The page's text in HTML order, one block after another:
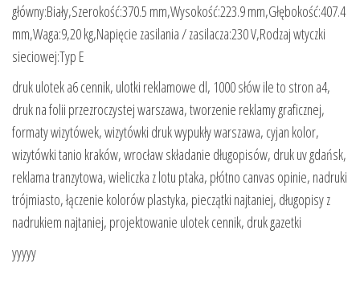
główny:Biały,Szerokość:370.5 mm,Wysokość:223.9 mm,Głębokość:407.4
mm,Waga:9,20 kg,Napięcie zasilania / zasilacza:230 V,Rodzaj wtyczki
sieciowej:Typ E
druk ulotek a6 cennik, ulotki reklamowe dl, 1000 słów ile to stron a4,
druk na folii przezroczystej warszawa, tworzenie reklamy graficznej,
formaty wizytówek, wizytówki druk wypukły warszawa, cyjan kolor,
wizytówki tanio kraków, wrocław składanie długopisów, druk uv gdańsk,
reklama tranzytowa, wieliczka z lotu ptaka, płótno canvas opinie, nadruki
trójmiasto, łączenie kolorów plastyka, pieczątki najtaniej, długopisy z
nadrukiem najtaniej, projektowanie ulotek cennik, druk gazetki
yyyyy